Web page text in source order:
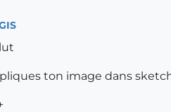
ton image dans